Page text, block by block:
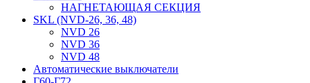
НАГНЕТАЮЩАЯ СЕКЦИЯ
SKL (NVD-26, 36, 48)
NVD 26
NVD 36
NVD 48
Автоматические выключатели